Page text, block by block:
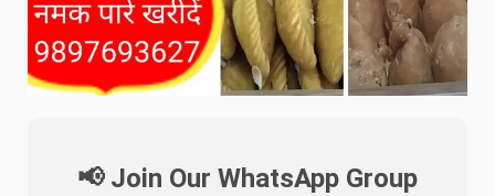
📢 Join Our WhatsApp Group